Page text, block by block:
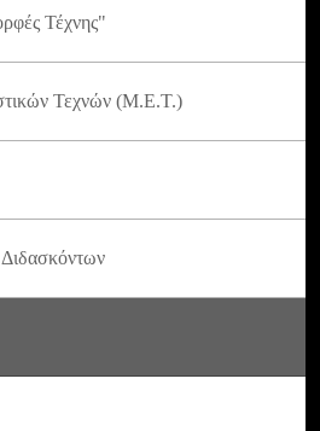
Τέχνης"
Τεχνών (Μ.Ε.Τ.)
Διδασκόντων